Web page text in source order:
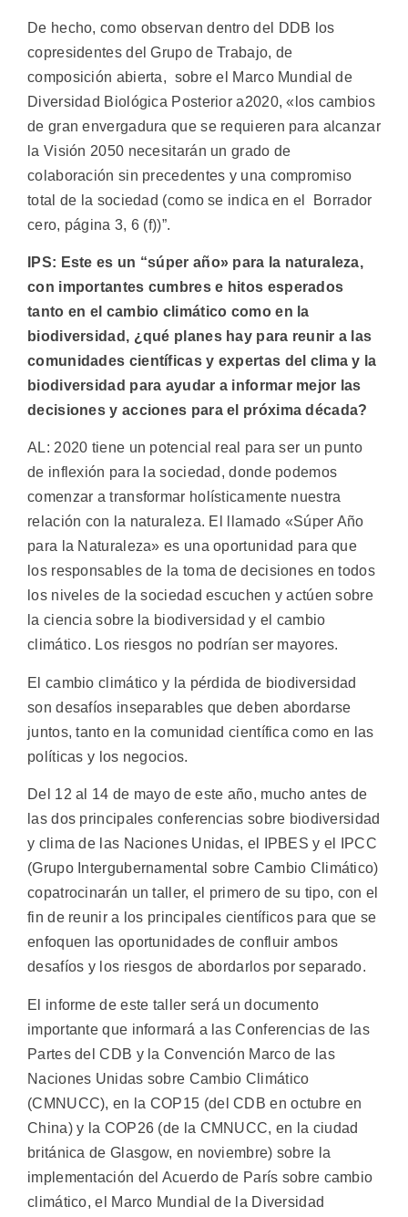
De hecho, como observan dentro del DDB los
copresidentes del Grupo de Trabajo, de
composición abierta, sobre el Marco Mundial de
Diversidad Biológica Posterior a2020, «los cambios
de gran envergadura que se requieren para alcanzar
la Visión 2050 necesitarán un grado de
colaboración sin precedentes y una compromiso
total de la sociedad (como se indica en el Borrador
cero, página 3, 6 (f))”.
IPS: Este es un “súper año» para la naturaleza,
con importantes cumbres e hitos esperados
tanto en el cambio climático como en la
biodiversidad, ¿qué planes hay para reunir a las
comunidades científicas y expertas del clima y la
biodiversidad para ayudar a informar mejor las
decisiones y acciones para el próxima década?
AL: 2020 tiene un potencial real para ser un punto
de inflexión para la sociedad, donde podemos
comenzar a transformar holísticamente nuestra
relación con la naturaleza. El llamado «Súper Año
para la Naturaleza» es una oportunidad para que
los responsables de la toma de decisiones en todos
los niveles de la sociedad escuchen y actúen sobre
la ciencia sobre la biodiversidad y el cambio
climático. Los riesgos no podrían ser mayores.
El cambio climático y la pérdida de biodiversidad
son desafíos inseparables que deben abordarse
juntos, tanto en la comunidad científica como en las
políticas y los negocios.
Del 12 al 14 de mayo de este año, mucho antes de
las dos principales conferencias sobre biodiversidad
y clima de las Naciones Unidas, el IPBES y el IPCC
(Grupo Intergubernamental sobre Cambio Climático)
copatrocinarán un taller, el primero de su tipo, con el
fin de reunir a los principales científicos para que se
enfoquen las oportunidades de confluir ambos
desafíos y los riesgos de abordarlos por separado.
El informe de este taller será un documento
importante que informará a las Conferencias de las
Partes del CDB y la Convención Marco de las
Naciones Unidas sobre Cambio Climático
(CMNUCC), en la COP15 (del CDB en octubre en
China) y la COP26 (de la CMNUCC, en la ciudad
británica de Glasgow, en noviembre) sobre la
implementación del Acuerdo de París sobre cambio
climático, el Marco Mundial de la Diversidad